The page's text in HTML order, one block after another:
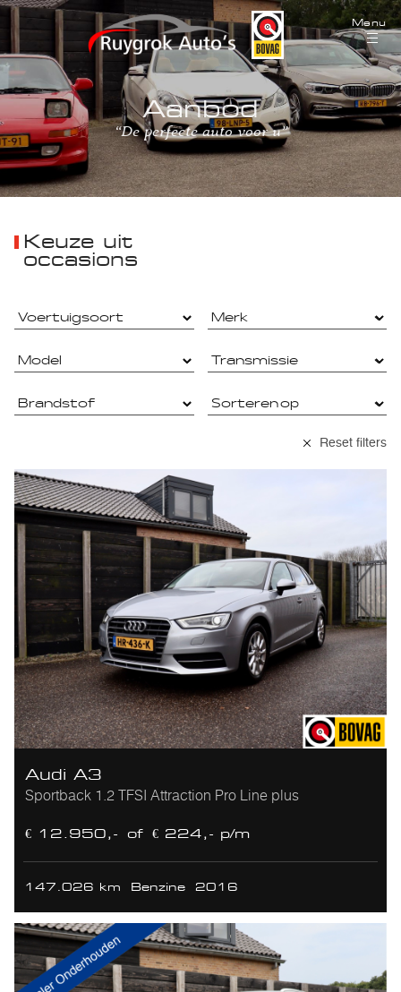
Menu
Aanbod
“De perfecte auto voor u”
Keuze uit
occasions
Reset filters
Audi A3
Sportback 1.2 TFSI Attraction Pro Line plus
€ 12.950,- of € 224,- p/m
147.026 km Benzine 2016